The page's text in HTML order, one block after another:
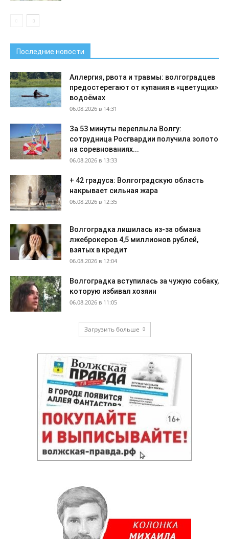
Последние новости
Аллергия, рвота и травмы: волгоградцев
предостерегают от купания в «цветущих»
водоёмах
06.08.2026 в 14:31
За 53 минуты переплыла Волгу:
сотрудница Росгвардии получила золото
на соревнованиях...
06.08.2026 в 13:33
+ 42 градуса: Волгоградскую область
накрывает сильная жара
06.08.2026 в 12:35
Волгоградка лишилась из-за обмана
лжеброкеров 4,5 миллионов рублей,
взятых в кредит
06.08.2026 в 12:04
Волгоградка вступилась за чужую собаку,
которую избивал хозяин
06.08.2026 в 11:05
Загрузить больше